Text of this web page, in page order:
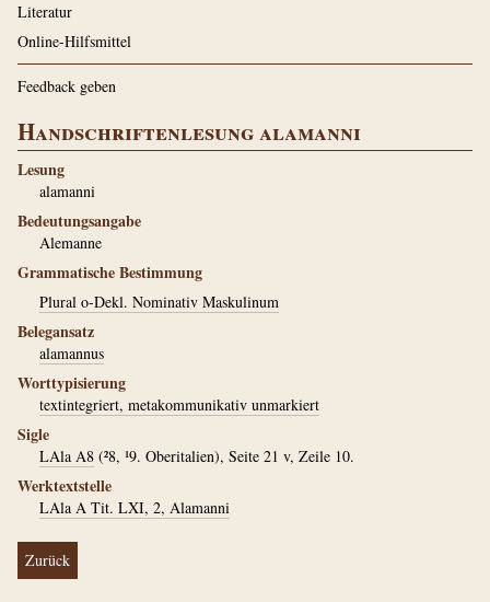
Literatur
Online-Hilfsmittel
Feedback geben
Handschriftenlesung alamanni
Lesung
alamanni
Bedeutungsangabe
Alemanne
Grammatische Bestimmung
Plural o-Dekl. Nominativ Maskulinum
Belegansatz
alamannus
Worttypisierung
textintegriert, metakommunikativ unmarkiert
Sigle
LAla A8 (²8, ¹9. Oberitalien), Seite 21 v, Zeile 10.
Werktextstelle
LAla A Tit. LXI, 2, Alamanni
Zurück